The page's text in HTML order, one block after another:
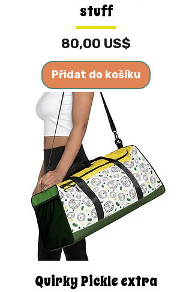
stuff
Cena
80,00 US$
Přidat do košíku
Quirky Pickle extra